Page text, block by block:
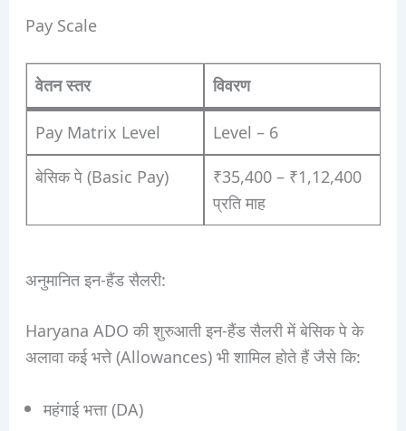
Pay Scale
वेतन स्तर विवरण
Pay Matrix Level Level – 6
बेसिक पे (Basic Pay)
₹35,400 – ₹1,12,400
प्रति माह
अनुमानित इन-हैंड सैलरी:
Haryana ADO की शुरुआती इन-हैंड सैलरी में बेसिक पे के
अलावा कई भत्ते (Allowances) भी शामिल होते हैं जैसे कि:
महंगाई भत्ता (DA)